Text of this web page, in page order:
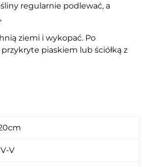
regularnie podlewać, a
ziemi i wykopać. Po
piaskiem lub ściółką z
V